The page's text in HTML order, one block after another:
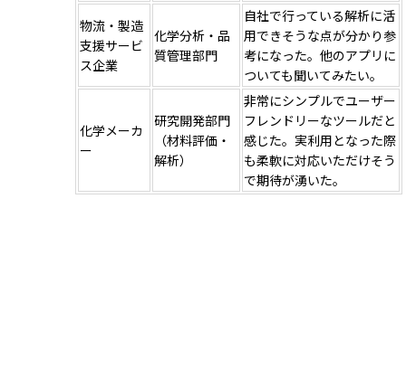
物流・製造
支援サービ
ス企業
化学分析・品
質管理部門
自社で行っている解析に活
用できそうな点が分かり参
考になった。他のアプリに
ついても聞いてみたい。
化学メーカ
ー
研究開発部門
（材料評価・
解析）
非常にシンプルでユーザー
フレンドリーなツールだと
感じた。実利用となった際
も柔軟に対応いただけそう
で期待が湧いた。